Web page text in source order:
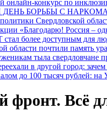
онлайн-конкурс по
БОРЬБЫ С
Свердловской
«Благодарю! Россия –
более доступным для
области почтили память
тыла свердловчане
в другой город:
до 100 тысяч рублей: на
фронт. Всё